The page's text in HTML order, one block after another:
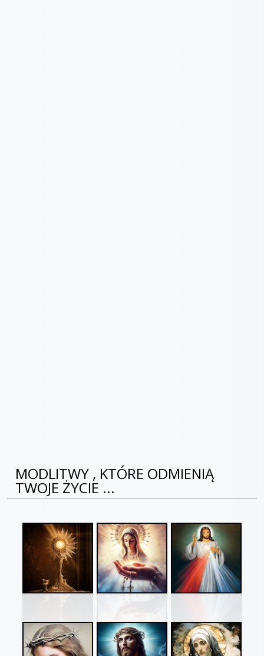
MODLITWY , KTÓRE ODMIENIĄ
TWOJE ŻYCIE ...